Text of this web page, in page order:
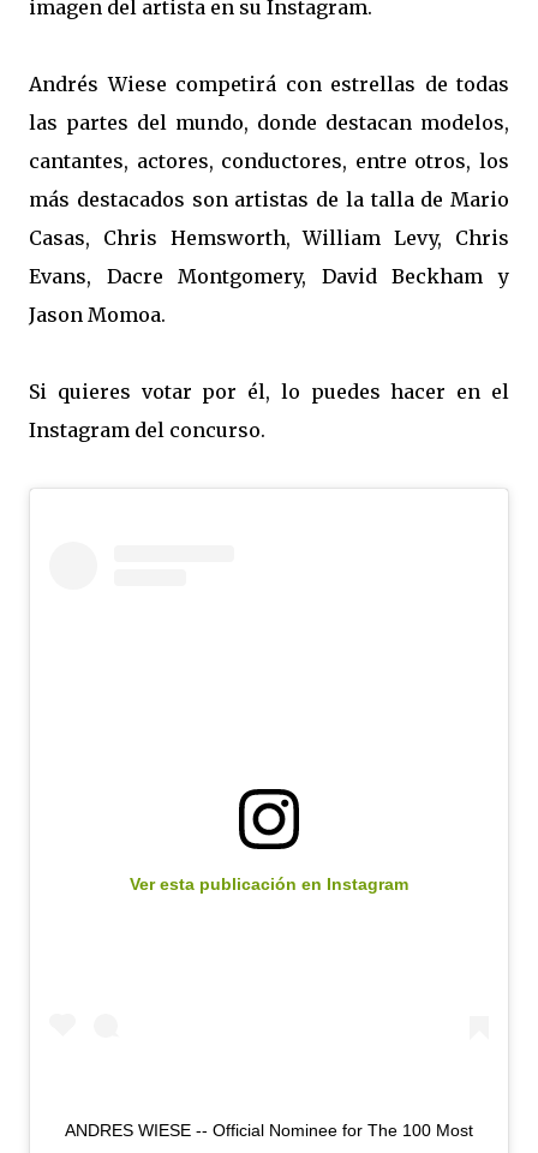
imagen del artista en su Instagram.
Andrés Wiese competirá con estrellas de todas
las partes del mundo, donde destacan modelos,
cantantes, actores, conductores, entre otros, los
más destacados son artistas de la talla de Mario
Casas, Chris Hemsworth, William Levy, Chris
Evans, Dacre Montgomery, David Beckham y
Jason Momoa.
Si quieres votar por él, lo puedes hacer en el
Instagram del concurso.
Ver esta publicación en Instagram
ANDRES WIESE -- Official Nominee for The 100 Most